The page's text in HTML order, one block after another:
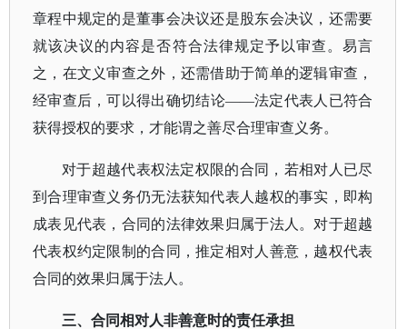
章程中规定的是董事会决议还是股东会决议，还需要
就该决议的内容是否符合法律规定予以审查。易言
之，在文义审查之外，还需借助于简单的逻辑审查，
经审查后，可以得出确切结论——法定代表人已符合
获得授权的要求，才能谓之善尽合理审查义务。
对于超越代表权法定权限的合同，若相对人已尽
到合理审查义务仍无法获知代表人越权的事实，即构
成表见代表，合同的法律效果归属于法人。对于超越
代表权约定限制的合同，推定相对人善意，越权代表
合同的效果归属于法人。
三、合同相对人非善意时的责任承担